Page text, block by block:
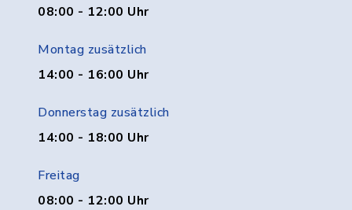
08:00 - 12:00 Uhr
Montag zusätzlich
14:00 - 16:00 Uhr
Donnerstag zusätzlich
14:00 - 18:00 Uhr
Freitag
08:00 - 12:00 Uhr